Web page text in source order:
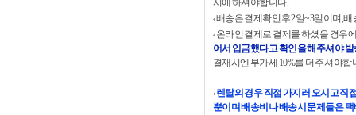
서에 하셔야합니다.
배송은 결제확인후 2일~3일이며,
온라인 결제로 결제를 하셨을 경우
어서 입금했다고 확인을 해주셔야
결재시엔 부가세 10%를 더 주셔야
렌탈의 경우 직접 가지러 오시고 직
뿐이며 배송비나 배송시 문제들은